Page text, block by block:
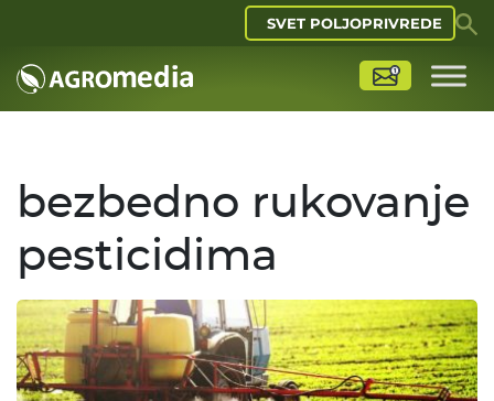
SVET POLJOPRIVREDE
bezbedno rukovanje
pesticidima